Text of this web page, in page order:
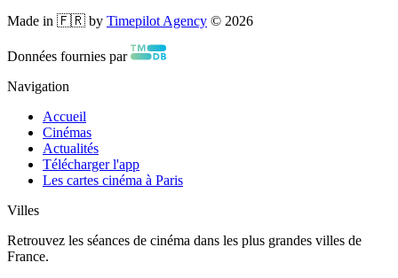
Made in 🇫🇷 by Timepilot Agency © 2026
Données fournies par
Navigation
Accueil
Cinémas
Actualités
Télécharger l'app
Les cartes cinéma à Paris
Villes
Retrouvez les séances de cinéma dans les plus grandes villes de
France.